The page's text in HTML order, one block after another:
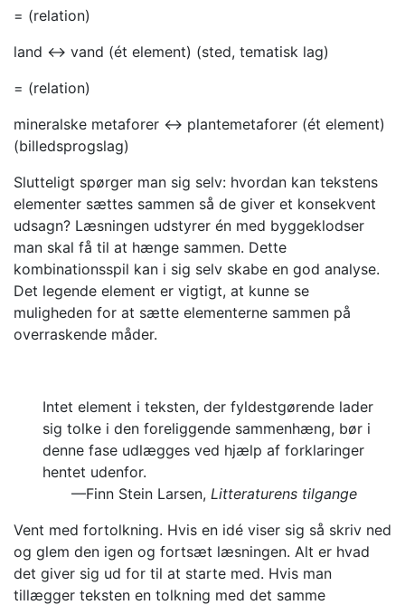
= (relation)
land <-> vand (ét element) (sted, tematisk lag)
= (relation)
mineralske metaforer <-> plantemetaforer (ét element)
(billedsprogslag)
Slutteligt spørger man sig selv: hvordan kan tekstens
elementer sættes sammen så de giver et konsekvent
udsagn? Læsningen udstyrer én med byggeklodser
man skal få til at hænge sammen. Dette
kombinationsspil kan i sig selv skabe en god analyse.
Det legende element er vigtigt, at kunne se
muligheden for at sætte elementerne sammen på
overraskende måder.
Intet element i teksten, der fyldestgørende lader
sig tolke i den foreliggende sammenhæng, bør i
denne fase udlægges ved hjælp af forklaringer
hentet udenfor.
—Finn Stein Larsen, Litteraturens tilgange
Vent med fortolkning. Hvis en idé viser sig så skriv ned
og glem den igen og fortsæt læsningen. Alt er hvad
det giver sig ud for til at starte med. Hvis man
tillægger teksten en tolkning med det samme